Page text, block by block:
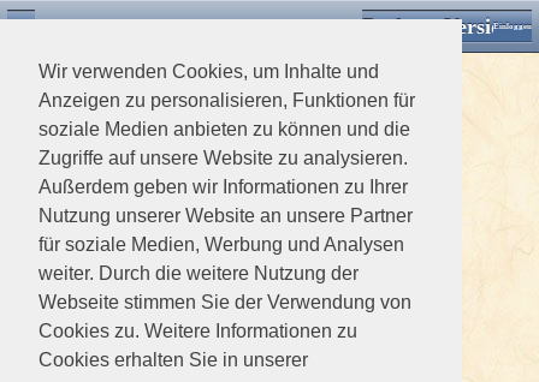
Wir verwenden Cookies, um Inhalte und
Anzeigen zu personalisieren, Funktionen für
soziale Medien anbieten zu können und die
Zugriffe auf unsere Website zu analysieren.
Außerdem geben wir Informationen zu Ihrer
Nutzung unserer Website an unsere Partner
für soziale Medien, Werbung und Analysen
weiter. Durch die weitere Nutzung der
Webseite stimmen Sie der Verwendung von
Cookies zu. Weitere Informationen zu
Cookies erhalten Sie in unserer
Desktop VersionEinloggen